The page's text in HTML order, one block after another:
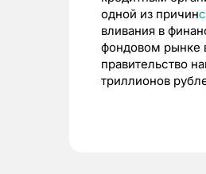
одной из причин
вливания в
фондовом рынке
правительство
триллионов